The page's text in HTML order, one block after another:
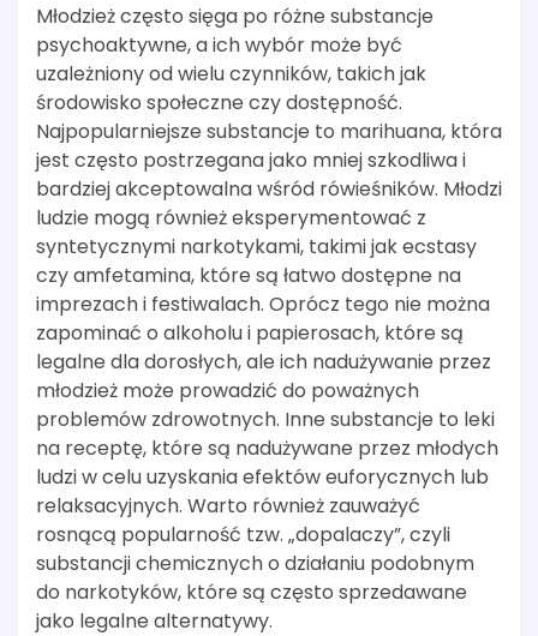
Młodzież często sięga po różne substancje
psychoaktywne, a ich wybór może być
uzależniony od wielu czynników, takich jak
środowisko społeczne czy dostępność.
Najpopularniejsze substancje to marihuana, która
jest często postrzegana jako mniej szkodliwa i
bardziej akceptowalna wśród rówieśników. Młodzi
ludzie mogą również eksperymentować z
syntetycznymi narkotykami, takimi jak ecstasy
czy amfetamina, które są łatwo dostępne na
imprezach i festiwalach. Oprócz tego nie można
zapominać o alkoholu i papierosach, które są
legalne dla dorosłych, ale ich nadużywanie przez
młodzież może prowadzić do poważnych
problemów zdrowotnych. Inne substancje to leki
na receptę, które są nadużywane przez młodych
ludzi w celu uzyskania efektów euforycznych lub
relaksacyjnych. Warto również zauważyć
rosnącą popularność tzw. „dopalaczy”, czyli
substancji chemicznych o działaniu podobnym
do narkotyków, które są często sprzedawane
jako legalne alternatywy.